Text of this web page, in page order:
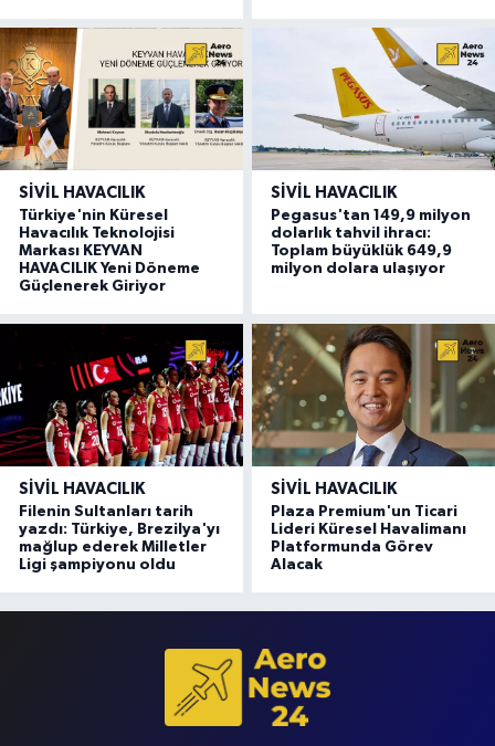
SIVIL HAVACILIK
Türkiye'nin Küresel
Havacılık Teknolojisi
Markası KEYVAN
HAVACILIK Yeni Döneme
Güçlenerek Giriyor
SIVIL HAVACILIK
Pegasus'tan 149,9 milyon
dolarlık tahvil ihracı:
Toplam büyüklük 649,9
milyon dolara ulaşıyor
SIVIL HAVACILIK
Filenin Sultanları tarih
yazdı: Türkiye, Brezilya'yı
mağlup ederek Milletler
Ligi şampiyonu oldu
SIVIL HAVACILIK
Plaza Premium'un Ticari
Lideri Küresel Havalimanı
Platformunda Görev
Alacak